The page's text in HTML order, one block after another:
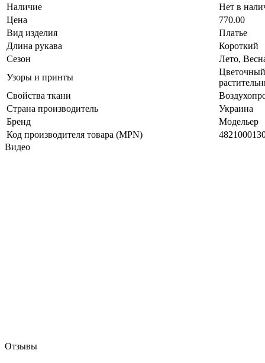
Наличие
Нет в
Цена
770.00
Вид изделия
Платье
Длина рукава
Короткий
Сезон
Лето,
Узоры и принты
Свойства ткани
Страна производитель
Украина
Бренд
Модельер
Код производителя товара (MPN)
Видео
Отзывы